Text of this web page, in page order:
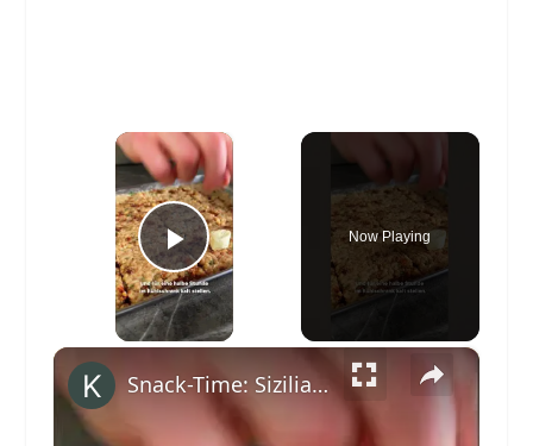
×
Play Video
Now Playing
×
Snack-Time: Sizilianische Reisbällchen mit Tomaten und Basilikum #shorts